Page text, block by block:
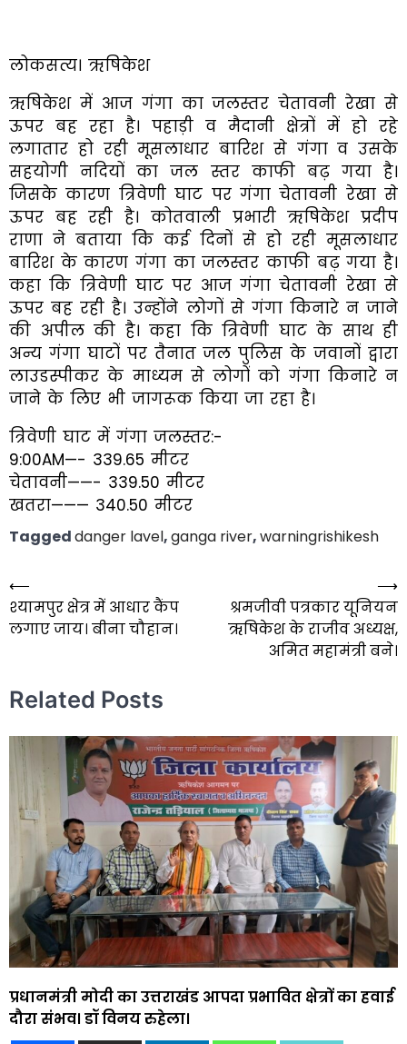
लोकसत्य। ऋषिकेश
ऋषिकेश में आज गंगा का जलस्तर चेतावनी रेखा से
ऊपर बह रहा है। पहाड़ी व मैदानी क्षेत्रों में हो रहे
लगातार हो रही मूसलाधार बारिश से गंगा व उसके
सहयोगी नदियों का जल स्तर काफी बढ़ गया है।
जिसके कारण त्रिवेणी घाट पर गंगा चेतावनी रेखा से
ऊपर बह रही है। कोतवाली प्रभारी ऋषिकेश प्रदीप
राणा ने बताया कि कई दिनों से हो रही मूसलाधार
बारिश के कारण गंगा का जलस्तर काफी बढ़ गया है।
कहा कि त्रिवेणी घाट पर आज गंगा चेतावनी रेखा से
ऊपर बह रही है। उन्होंने लोगों से गंगा किनारे न जाने
की अपील की है। कहा कि त्रिवेणी घाट के साथ ही
अन्य गंगा घाटों पर तैनात जल पुलिस के जवानों द्वारा
लाउडस्पीकर के माध्यम से लोगों को गंगा किनारे न
जाने के लिए भी जागरूक किया जा रहा है।
त्रिवेणी घाट में गंगा जलस्तर:-
9:00AM—- 339.65 मीटर
चेतावनी——- 339.50 मीटर
खतरा——— 340.50 मीटर
Taggeddanger lavel,ganga river,warningrishikesh
Post
navigation
⟵
श्यामपुर क्षेत्र में आधार कैंप
लगाए जाय। बीना चौहान।
श्रमजीवी पत्रकार यूनियन
ऋषिकेश के राजीव अध्यक्ष,
अमित महामंत्री बने।
⟶
Related Posts
प्रधानमंत्री मोदी का उत्तराखंड आपदा प्रभावित क्षेत्रों का हवाई
दौरा संभव। डॉ विनय रुहेला।